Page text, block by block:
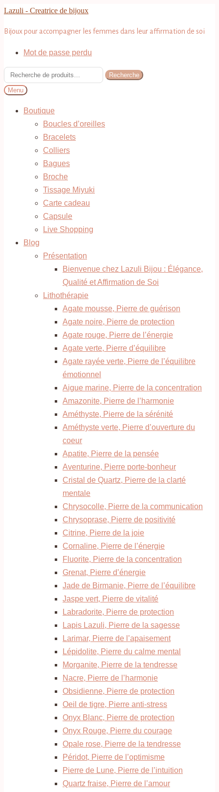
Aller
la
navigation
Aller
contenu
Lazuli - Creatrice de bijoux
Bijoux pour accompagner les femmes dans leur affirmation de soi
Mot de passe perdu
Recherche
pour :
Recherche
Menu
Boutique
Boucles d’oreilles
Bracelets
Colliers
Bagues
Broche
Tissage Miyuki
Carte cadeau
Capsule
Live Shopping
Blog
Présentation
Bienvenue chez Lazuli Bijou : Élégance,
Qualité et Affirmation de Soi
Lithothérapie
Agate mousse, Pierre de guérison
Agate noire, Pierre de protection
Agate rouge, Pierre de l’énergie
Agate verte, Pierre d’équilibre
Agate rayée verte, Pierre de l’équilibre
émotionnel
Aigue marine, Pierre de la concentration
Amazonite, Pierre de l’harmonie
Améthyste, Pierre de la sérénité
Améthyste verte, Pierre d’ouverture du
coeur
Apatite, Pierre de la pensée
Aventurine, Pierre porte-bonheur
Cristal de Quartz, Pierre de la clarté
mentale
Chrysocolle, Pierre de la communication
Chrysoprase, Pierre de positivité
Citrine, Pierre de la joie
Cornaline, Pierre de l’énergie
Fluorite, Pierre de la concentration
Grenat, Pierre d’énergie
Jade de Birmanie, Pierre de l’équilibre
Jaspe vert, Pierre de vitalité
Labradorite, Pierre de protection
Lapis Lazuli, Pierre de la sagesse
Larimar, Pierre de l’apaisement
Lépidolite, Pierre du calme mental
Morganite, Pierre de la tendresse
Nacre, Pierre de l’harmonie
Obsidienne, Pierre de protection
Oeil de tigre, Pierre anti-stress
Onyx Blanc, Pierre de protection
Onyx Rouge, Pierre du courage
Opale rose, Pierre de la tendresse
Péridot, Pierre de l’optimisme
Pierre de Lune, Pierre de l’intuition
Quartz fraise, Pierre de l’amour